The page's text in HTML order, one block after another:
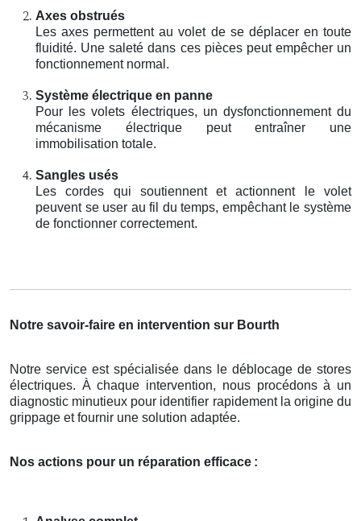
Axes obstrués
Les axes permettent au volet de se déplacer en toute
fluidité. Une saleté dans ces pièces peut empêcher un
fonctionnement normal.
Système électrique en panne
Pour les volets électriques, un dysfonctionnement du
mécanisme électrique peut entraîner une
immobilisation totale.
Sangles usés
Les cordes qui soutiennent et actionnent le volet
peuvent se user au fil du temps, empêchant le système
de fonctionner correctement.
Notre savoir-faire en intervention sur Bourth
Notre service est spécialisée dans le déblocage de stores
électriques. À chaque intervention, nous procédons à un
diagnostic minutieux pour identifier rapidement la origine du
grippage et fournir une solution adaptée.
Nos actions pour un réparation efficace :